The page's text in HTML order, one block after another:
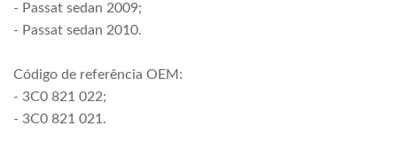
- Passat sedan 2009;
- Passat sedan 2010.
Código de referência OEM:
- 3C0 821 022;
- 3C0 821 021.